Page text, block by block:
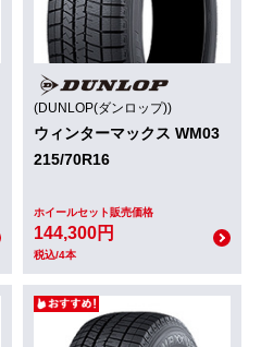
(DUNLOP(ダンロップ))
ウィンターマックス WM03
215/70R16
ホイールセット販売価格
144,300円
税込/4本